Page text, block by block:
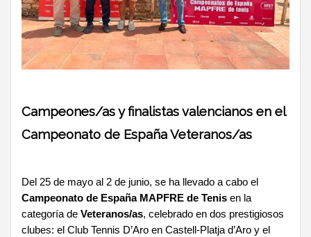
Campeones/as y finalistas valencianos en el
Campeonato de España Veteranos/as
Del 25 de mayo al 2 de junio, se ha llevado a cabo el
Campeonato de España MAPFRE de Tenis en la
categoría de Veteranos/as, celebrado en dos prestigiosos
clubes: el Club Tennis D’Aro en Castell-Platja d’Aro y el